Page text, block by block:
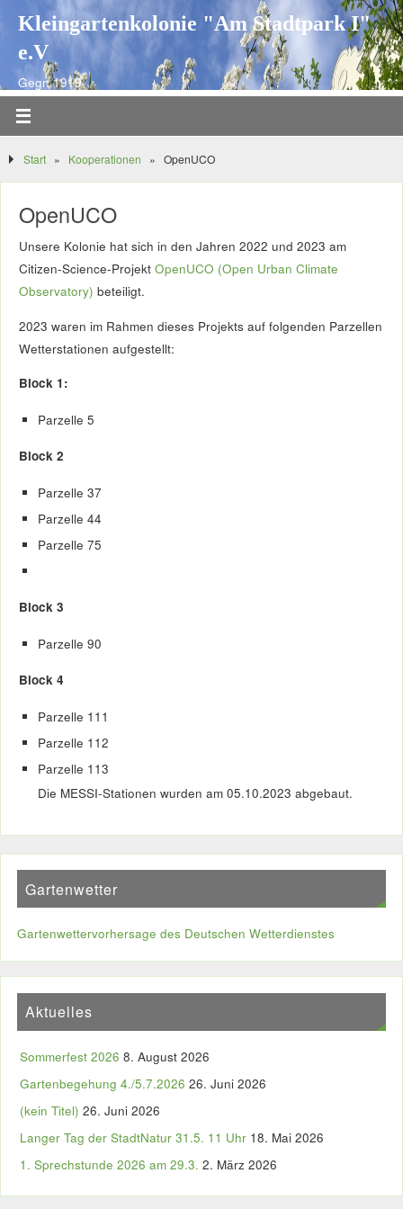
Kleingartenkolonie "Am Stadtpark I"
e.V
Gegr. 1919
Start » Kooperationen » OpenUCO
OpenUCO
Unsere Kolonie hat sich in den Jahren 2022 und 2023 am
Citizen-Science-ProjektOpenUCO (Open Urban Climate
Observatory) beteiligt.
2023 waren im Rahmen dieses Projekts auf folgenden Parzellen
Wetterstationen aufgestellt:
Block 1:
Parzelle 5
Block 2
Parzelle 37
Parzelle 44
Parzelle 75
Block 3
Parzelle 90
Block 4
Parzelle 111
Parzelle 112
Parzelle 113
Die MESSI-Stationen wurden am 05.10.2023 abgebaut.
Gartenwetter
Gartenwettervorhersage des Deutschen Wetterdienstes
Aktuelles
Sommerfest 2026 8. August 2026
Gartenbegehung 4./5.7.2026 26. Juni 2026
(kein Titel) 26. Juni 2026
Langer Tag der StadtNatur 31.5. 11 Uhr 18. Mai 2026
1. Sprechstunde 2026 am 29.3. 2. März 2026